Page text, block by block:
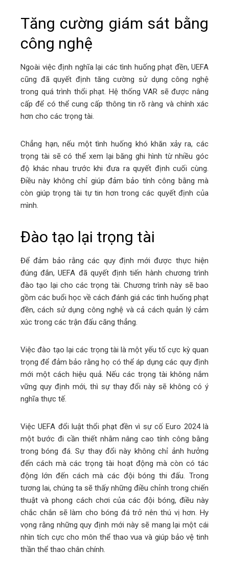
Tăng cường giám sát bằng
công nghệ
Ngoài việc định nghĩa lại các tình huống phạt đền, UEFA
cũng đã quyết định tăng cường sử dụng công nghệ
trong quá trình thổi phạt. Hệ thống VAR sẽ được nâng
cấp để có thể cung cấp thông tin rõ ràng và chính xác
hơn cho các trọng tài.
Chẳng hạn, nếu một tình huống khó khăn xảy ra, các
trọng tài sẽ có thể xem lại băng ghi hình từ nhiều góc
độ khác nhau trước khi đưa ra quyết định cuối cùng.
Điều này không chỉ giúp đảm bảo tính công bằng mà
còn giúp trọng tài tự tin hơn trong các quyết định của
mình.
Đào tạo lại trọng tài
Để đảm bảo rằng các quy định mới được thực hiện
đúng đắn, UEFA đã quyết định tiến hành chương trình
đào tạo lại cho các trọng tài. Chương trình này sẽ bao
gồm các buổi học về cách đánh giá các tình huống phạt
đền, cách sử dụng công nghệ và cả cách quản lý cảm
xúc trong các trận đấu căng thẳng.
Việc đào tạo lại các trọng tài là một yếu tố cực kỳ quan
trọng để đảm bảo rằng họ có thể áp dụng các quy định
mới một cách hiệu quả. Nếu các trọng tài không nắm
vững quy định mới, thì sự thay đổi này sẽ không có ý
nghĩa thực tế.
Việc UEFA đổi luật thổi phạt đền vì sự cố Euro 2024 là
một bước đi cần thiết nhằm nâng cao tính công bằng
trong bóng đá. Sự thay đổi này không chỉ ảnh hưởng
đến cách mà các trọng tài hoạt động mà còn có tác
động lớn đến cách mà các đội bóng thi đấu. Trong
tương lai, chúng ta sẽ thấy những điều chỉnh trong chiến
thuật và phong cách chơi của các đội bóng, điều này
chắc chắn sẽ làm cho bóng đá trở nên thú vị hơn. Hy
vọng rằng những quy định mới này sẽ mang lại một cái
nhìn tích cực cho môn thể thao vua và giúp bảo vệ tinh
thần thể thao chân chính.